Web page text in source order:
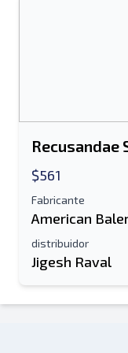
Recusandae
$561
Fabricante
American
distribuidor
Jigesh Raval